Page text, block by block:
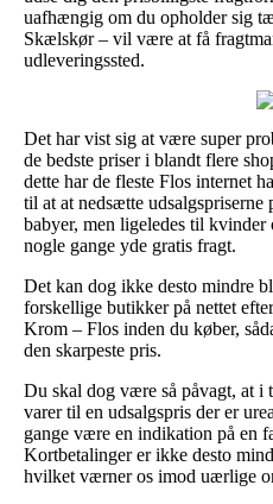
uafhængig om du opholder sig
Skælskør – vil være at få
udleveringssted.
Det har vist sig at være super
de bedste priser i blandt flere
dette har de fleste Flos internet
til at at nedsætte udsalgspriserne
babyer, men ligeledes til
nogle gange yde gratis fragt.
Det kan dog ikke desto mindre
forskellige butikker på nettet
Krom – Flos inden du køber,
den skarpeste pris.
Du skal dog være så påvagt, at i
varer til en udsalgspris der er
gange være en indikation på en
Kortbetalinger er ikke desto
hvilket værner os imod uærlige